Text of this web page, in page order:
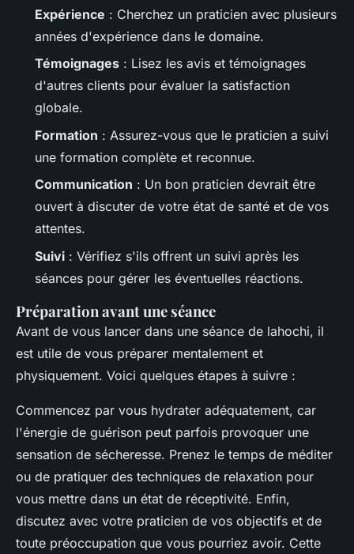
Expérience : Cherchez un praticien avec plusieurs
années d'expérience dans le domaine.
Témoignages : Lisez les avis et témoignages
d'autres clients pour évaluer la satisfaction
globale.
Formation : Assurez-vous que le praticien a suivi
une formation complète et reconnue.
Communication : Un bon praticien devrait être
ouvert à discuter de votre état de santé et de vos
attentes.
Suivi : Vérifiez s'ils offrent un suivi après les
séances pour gérer les éventuelles réactions.
Préparation avant une séance
Avant de vous lancer dans une séance de lahochi, il
est utile de vous préparer mentalement et
physiquement. Voici quelques étapes à suivre :
Commencez par vous hydrater adéquatement, car
l'énergie de guérison peut parfois provoquer une
sensation de sécheresse. Prenez le temps de méditer
ou de pratiquer des techniques de relaxation pour
vous mettre dans un état de réceptivité. Enfin,
discutez avec votre praticien de vos objectifs et de
toute préoccupation que vous pourriez avoir. Cette